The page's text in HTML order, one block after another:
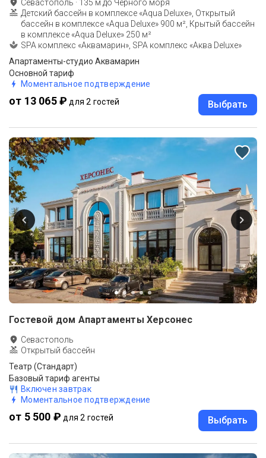
Севастополь · 135 м до Черного моря
Детский бассейн в комплексе «Aqua Deluxe», Открытый
бассейн в комплексе «Aqua Deluxe» 900 м², Крытый бассейн
в комплексе «Aqua Deluxe» 250 м²
SPA комплекс «Аквамарин», SPA комплекс «Aква Deluxe»
Апартаменты-студио Аквамарин
Основной тариф
Моментальное подтверждение
от 13 065 ₽ для 2 гостей Выбрать
Гостевой дом Апартаменты Херсонес
Севастополь
Открытый бассейн
Театр (Стандарт)
Базовый тариф агенты
Включен завтрак
Моментальное подтверждение
от 5 500 ₽ для 2 гостей Выбрать